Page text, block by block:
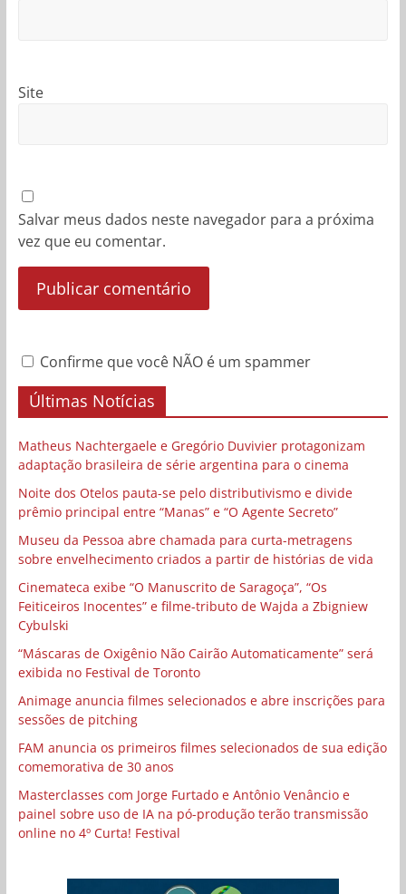
Site
Salvar meus dados neste navegador para a próxima
vez que eu comentar.
Confirme que você NÃO é um spammer
Últimas Notícias
Matheus Nachtergaele e Gregório Duvivier protagonizam
adaptação brasileira de série argentina para o cinema
Noite dos Otelos pauta-se pelo distributivismo e divide
prêmio principal entre “Manas” e “O Agente Secreto”
Museu da Pessoa abre chamada para curta-metragens
sobre envelhecimento criados a partir de histórias de vida
Cinemateca exibe “O Manuscrito de Saragoça”, “Os
Feiticeiros Inocentes” e filme-tributo de Wajda a Zbigniew
Cybulski
“Máscaras de Oxigênio Não Cairão Automaticamente” será
exibida no Festival de Toronto
Animage anuncia filmes selecionados e abre inscrições para
sessões de pitching
FAM anuncia os primeiros filmes selecionados de sua edição
comemorativa de 30 anos
Masterclasses com Jorge Furtado e Antônio Venâncio e
painel sobre uso de IA na pó-produção terão transmissão
online no 4º Curta! Festival